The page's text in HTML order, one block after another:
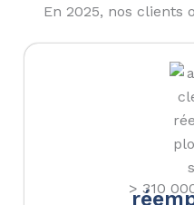
En 2025, nos clients
> 310